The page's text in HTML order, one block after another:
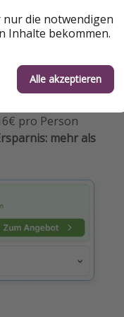
pro Person
mehr als
nur die notwendigen
Inhalte bekommen.
Alle akzeptieren